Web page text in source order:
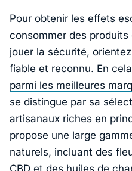
Pour obtenir les effets
consommer des
jouer la sécurité,
fiable et reconnu. En
parmi les meilleures
se distingue par sa
artisanaux riches en
propose une large
naturels, incluant des
CBD et des huiles de